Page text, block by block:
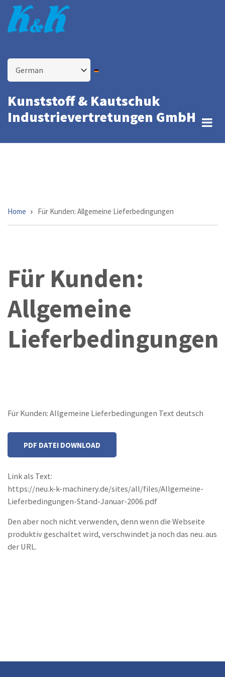
Skip
main
Select
your
language
Kunststoff & Kautschuk
Industrievertretungen GmbH
Breadcrumb
Home Für Kunden: Allgemeine Lieferbedingungen
Für Kunden:
Allgemeine
Lieferbedingungen
Für Kunden: Allgemeine Lieferbedingungen Text deutsch
PDF DATEI DOWNLOAD
Link als Text:
https://neu.k-k-machinery.de/sites/all/files/Allgemeine-
Lieferbedingungen-Stand-Januar-2006.pdf
Den aber noch nicht verwenden, denn wenn die Webseite
produktiv geschaltet wird, verschwindet ja noch das neu. aus
der URL.